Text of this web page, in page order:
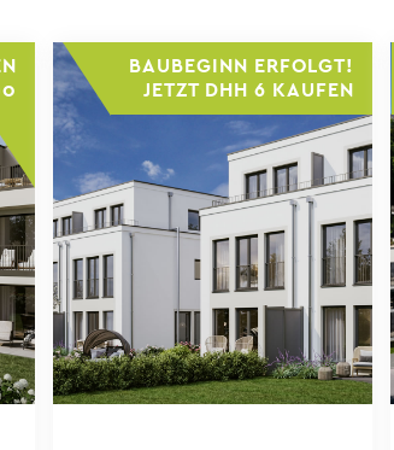
BAUBEGINN ERFOLGT!
JETZT DHH 6 KAUFEN